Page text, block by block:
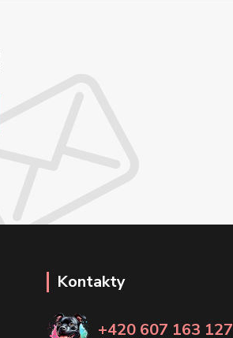
Kontakty
+420 607 163 127